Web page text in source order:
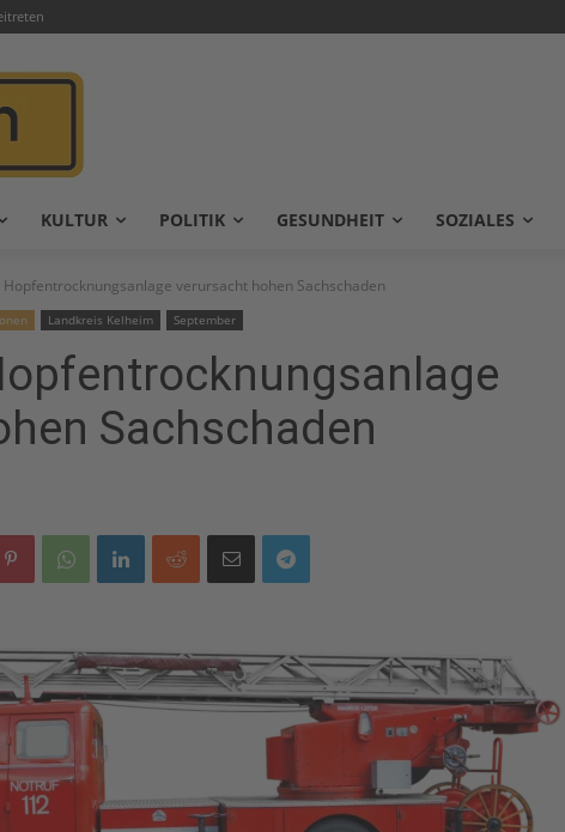
KULTUR POLITIK GESUNDHEIT SOZIALES
verursacht hohen Sachschaden
Landkreis Kelheim September
Sachschaden